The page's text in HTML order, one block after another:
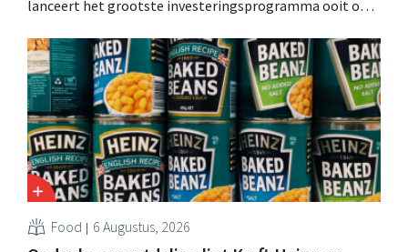
lanceert het grootste investeringsprogramma ooit om
moeten dit momentum grijpen”.
Food 6 Augustus, 2026